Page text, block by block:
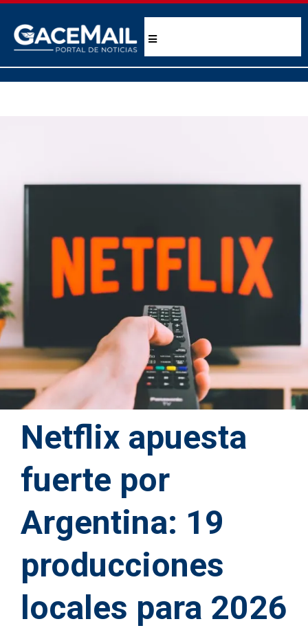
Netflix apuesta
fuerte por
Argentina: 19
producciones
locales para 2026